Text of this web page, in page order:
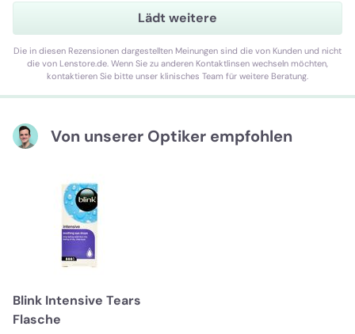
Lädt weitere
Die in diesen Rezensionen dargestellten Meinungen sind die von Kunden und nicht
die von Lenstore.de. Wenn Sie zu anderen Kontaktlinsen wechseln möchten,
kontaktieren Sie bitte unser klinisches Team für weitere Beratung.
Von unserer Optiker empfohlen
Blink Intensive Tears
Flasche